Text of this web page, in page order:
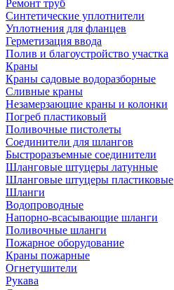
Ремонт труб
Синтетические уплотнители
Уплотнения для фланцев
Герметизация ввода
Полив и благоустройство участка
Краны
Краны садовые водоразборные
Сливные краны
Незамерзающие краны и колонки
Погреб пластиковый
Поливочные пистолеты
Соединители для шлангов
Быстроразъемные соединители
Шланговые штуцеры латунные
Шланговые штуцеры пластиковые
Шланги
Водопроводные
Напорно-всасывающие шланги
Поливочные шланги
Пожарное оборудование
Краны пожарные
Огнетушители
Рукава